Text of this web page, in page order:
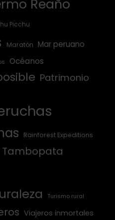
Reaño
Picchu
Maratón Mar peruano
Océanos
Patrimonio
Rainforest Expeditions
Tambopata
Turismo rural
Viajeros inmortales